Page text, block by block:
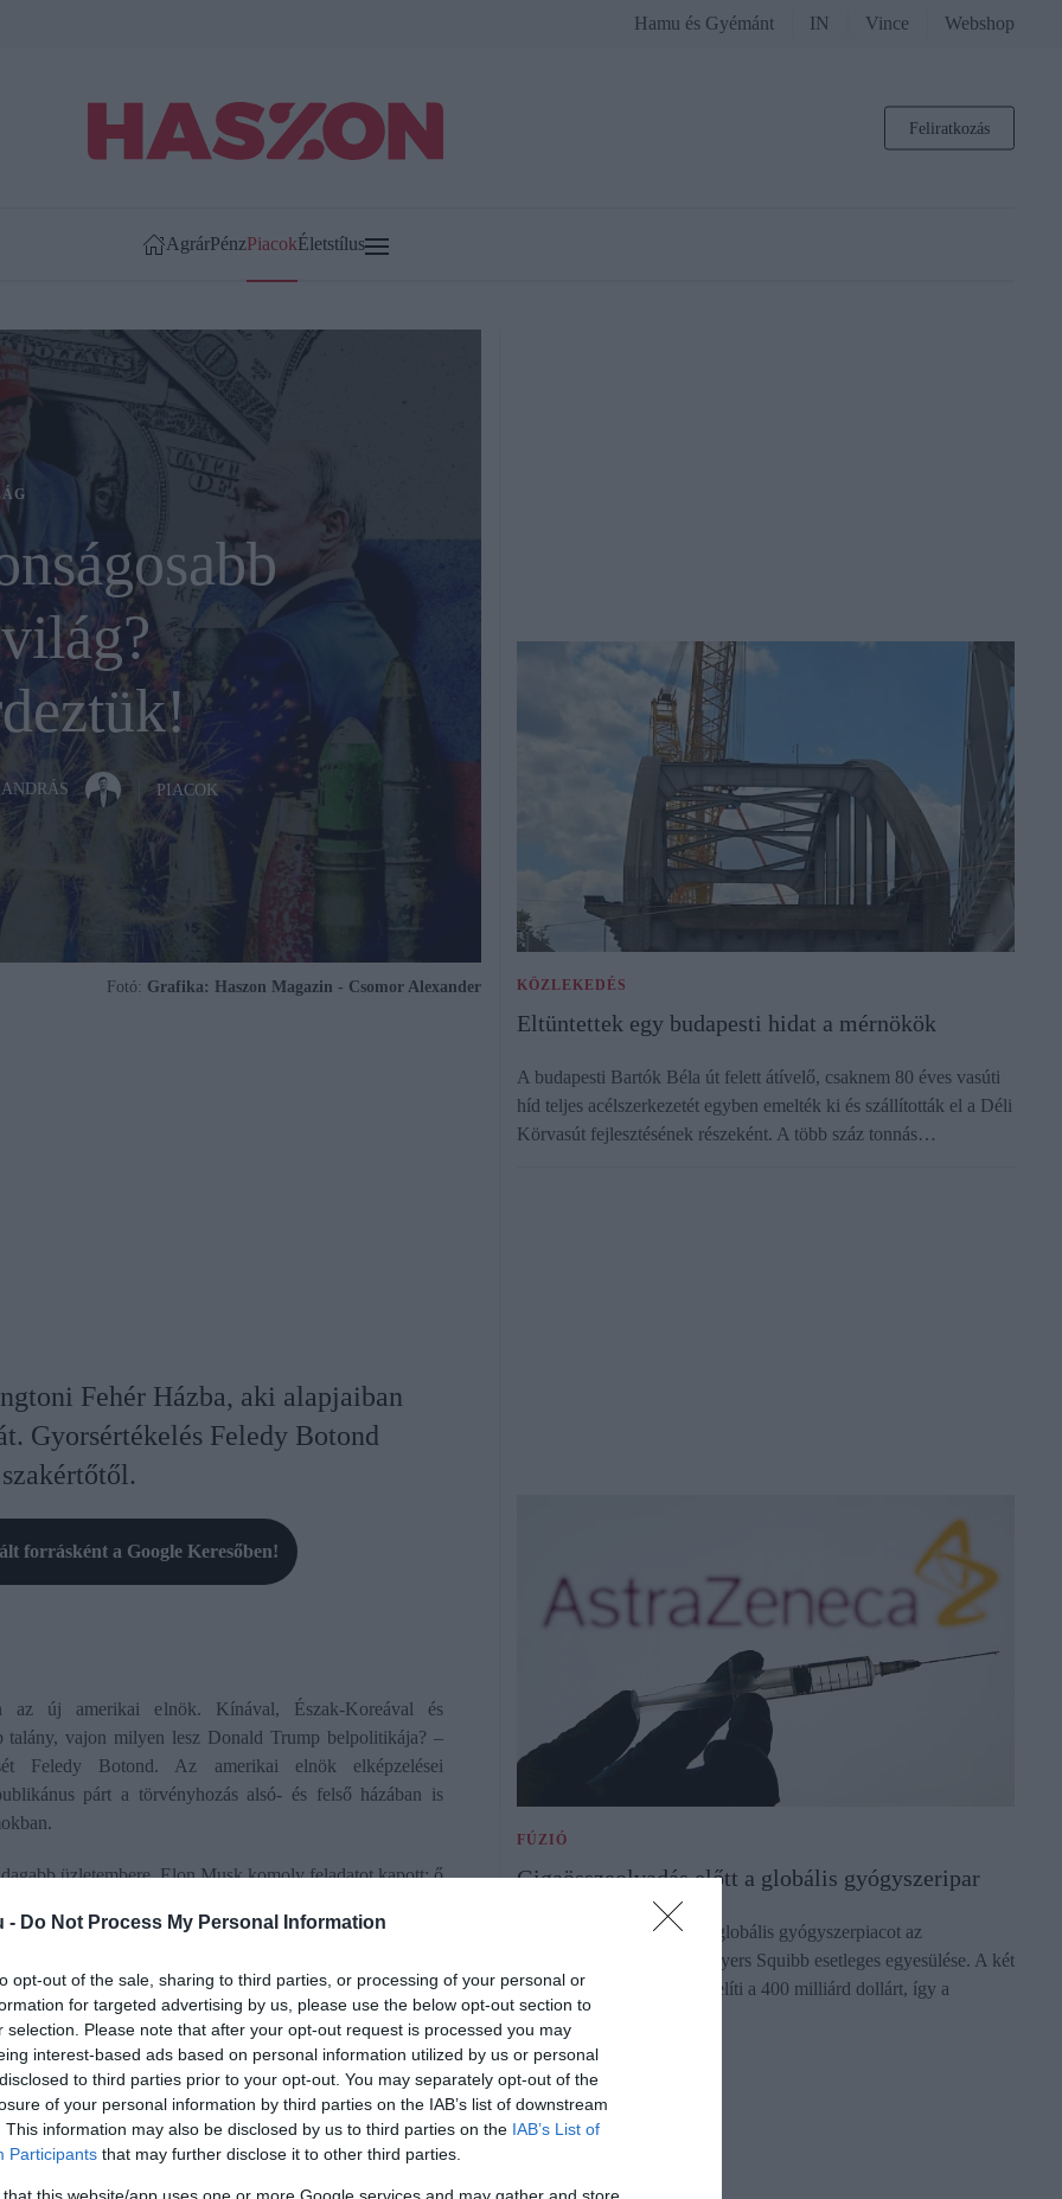
- Do Not Process My Personal Information
opt-out of the sale, sharing to third parties, or processing of your personal or
for targeted advertising by us, please use the below opt-out section to
selection. Please note that after your opt-out request is processed you may
interest-based ads based on personal information utilized by us or personal
to third parties prior to your opt-out. You may separately opt-out of the
of your personal information by third parties on the IAB’s list of downstream
This information may also be disclosed by us to third parties on the IAB’s List of
Participants that may further disclose it to other third parties.
that this website/app uses one or more Google services and may gather and store
Hamu és Gyémánt IN Vince Webshop
Feliratkozás
AgrárPénzPiacokÉletstílus
PIACOK
Fotó: Grafika: Haszon Magazin - Csomor Alexander
Fehér Házba, aki alapjaiban
Gyorsértékelés Feledy Botond
forrásként a Google Keresőben!
az új amerikai elnök. Kínával, Észak-Koreával és
talány, vajon milyen lesz Donald Trump belpolitikája? –
Feledy Botond. Az amerikai elnök elképzelései
párt a törvényhozás alsó- és felső házában is
üzletembere, Elon Musk komoly feladatot kapott: ő
egy megbukott Trump-kihívóval közösen. Az üzleti
lehet – hívja fel a figyelmet Feledy Botond. A másik
USA alkotmányos rendszeréhez is, hogy például
A bevándorlókkal szembeni látványos fellépés,
lehet a tortán.
azért, mert Feledy Botond szerint Vlagyimir Putyin
akkor fog leülni, ha nem áll jól a harcmezőn, ha
lesz – fokozza a fegyverszállításokat Ukrajna
KÖZLEKEDÉS
Eltüntettek egy budapesti hidat a mérnökök
A budapesti Bartók Béla út felett átívelő, csaknem 80 éves vasúti
híd teljes acélszerkezetét egyben emelték ki és szállították el a Déli
Körvasút fejlesztésének részeként. A több száz tonnás…
FÚZIÓ
Gigaösszeolvadás előtt a globális gyógyszeripar
Alapjaiban rendezheti át a globális gyógyszerpiacot az
AstraZeneca és a Bristol Myers Squibb esetleges egyesülése. A két
vállalat összértéke megközelíti a 400 milliárd dollárt, így a
létrejövő…
rectangle